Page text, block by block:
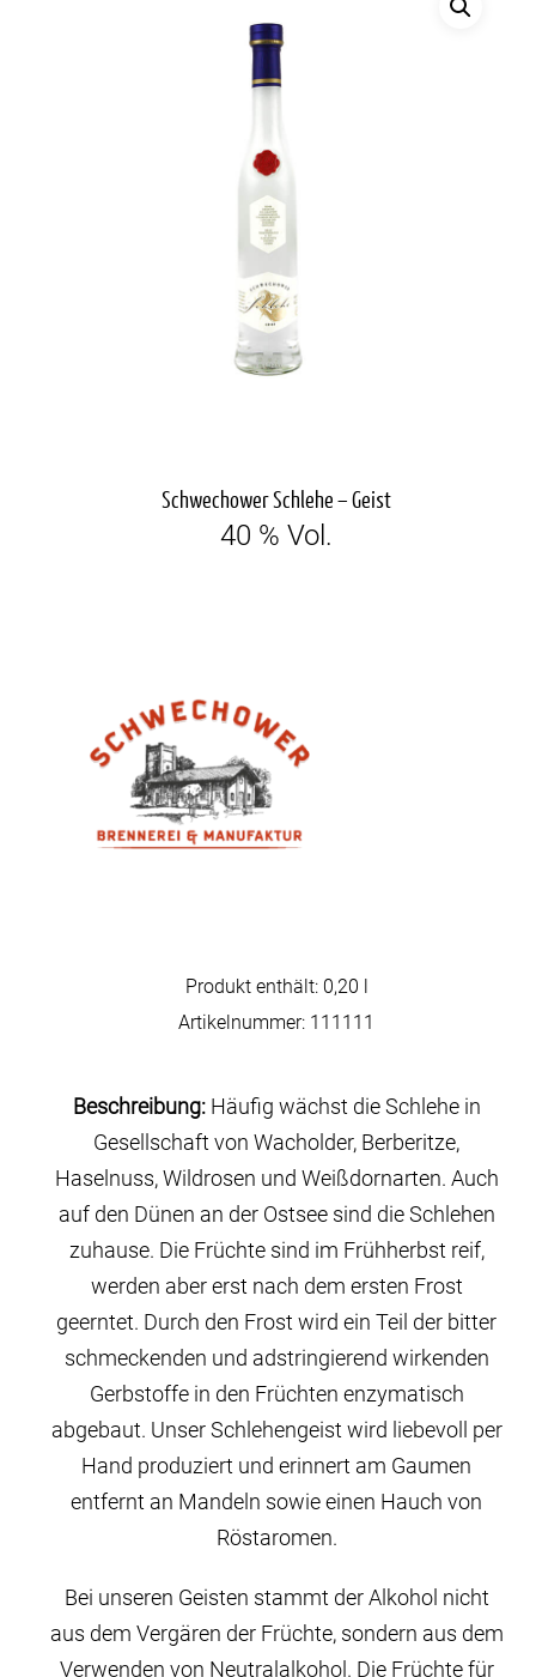
Schwechower Schlehe – Geist
40 % Vol.
Produkt enthält: 0,20
Artikelnummer: 111111
Beschreibung: Häufig wächst die Schlehe in
Gesellschaft von Wacholder, Berberitze,
Haselnuss, Wildrosen und Weißdornarten. Auch
auf den Dünen an der Ostsee sind die Schlehen
zuhause. Die Früchte sind im Frühherbst reif,
werden aber erst nach dem ersten Frost
geerntet. Durch den Frost wird ein Teil der bitter
schmeckenden und adstringierend wirkenden
Gerbstoffe in den Früchten enzymatisch
abgebaut. Unser Schlehengeist wird liebevoll per
Hand produziert und erinnert am Gaumen
entfernt an Mandeln sowie einen Hauch von
Röstaromen.
Bei unseren Geisten stammt der Alkohol nicht
aus dem Vergären der Früchte, sondern aus dem
Verwenden von Neutralalkohol. Die Früchte für